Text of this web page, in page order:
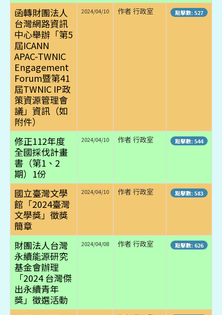
函轉財團法人
台灣網路資訊
中心舉辦「第5
屆ICANN
APAC-TWNIC
Engagement
Forum暨第41
屆TWNIC IP政
策資源管理會
議」資訊（如
附件）
2024/04/10 作者 行政室 點擊數: 527
修正112年度
全國採伐計畫
書（第1、2
期）1份
2024/04/10 作者 行政室 點擊數: 544
國立臺灣文學
館「2024臺灣
文學獎」徵獎
簡章
2024/04/10 作者 行政室 點擊數: 583
財團法人台灣
永續能源研究
基金會辦理
「2024 台灣傑
出永續青年
獎」徵選活動
2024/04/08 作者 行政室 點擊數: 626